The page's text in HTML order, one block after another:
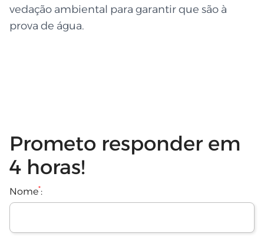
vedação ambiental para garantir que são à
prova de água.
Prometo responder em
4 horas!
Nome*: